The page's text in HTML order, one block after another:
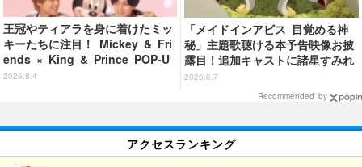
王冠やティアラを身に着けたミッ
キーたちに注目！ Mickey & Fri
ends × King & Prince POP-U
P SHOP「MAGIC STAGE」に新
2026.8.4
「メイドインアビス 目覚める神
秘」主題歌聴ける本予告映像お披
露目！追加キャストに諸星すみれ
&星野貴紀
2026.8.7
Recommended by
アクセスランキング